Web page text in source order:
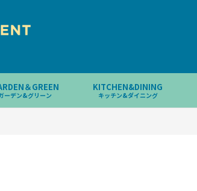
＆GREEN
ーデン&グリーン
KITCHEN&DINING
キッチン&ダイニング